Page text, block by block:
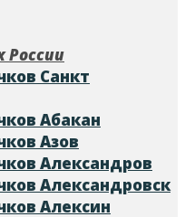
России
Cанкт
Абакан
Азов
Александров
Александровск
Алексин